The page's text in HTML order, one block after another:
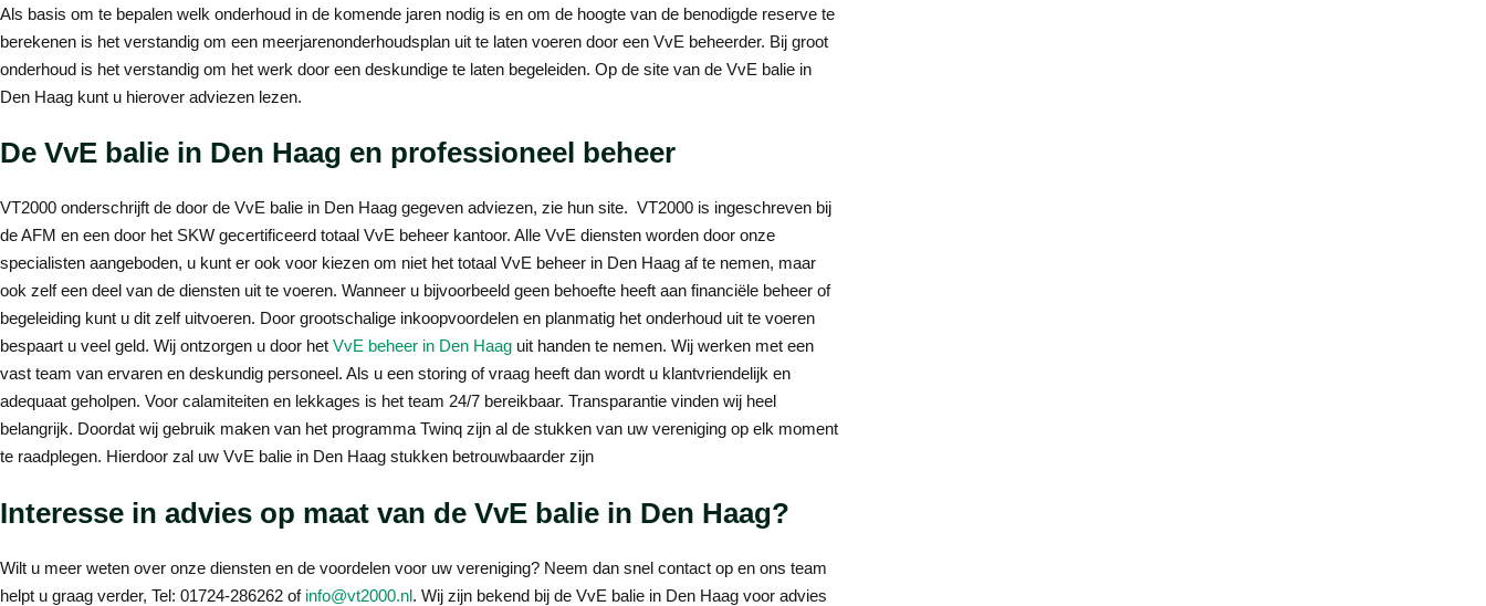
Als basis om te bepalen welk onderhoud in de komende jaren nodig is en om de hoogte van de benodigde reserve te
berekenen is het verstandig om een meerjarenonderhoudsplan uit te laten voeren door een VvE beheerder. Bij groot
onderhoud is het verstandig om het werk door een deskundige te laten begeleiden. Op de site van de VvE balie in
Den Haag kunt u hierover adviezen lezen.
De VvE balie in Den Haag en professioneel beheer
VT2000 onderschrijft de door de VvE balie in Den Haag gegeven adviezen, zie hun site. VT2000 is ingeschreven bij
de AFM en een door het SKW gecertificeerd totaal VvE beheer kantoor. Alle VvE diensten worden door onze
specialisten aangeboden, u kunt er ook voor kiezen om niet het totaal VvE beheer in Den Haag af te nemen, maar
ook zelf een deel van de diensten uit te voeren. Wanneer u bijvoorbeeld geen behoefte heeft aan financiële beheer of
begeleiding kunt u dit zelf uitvoeren. Door grootschalige inkoopvoordelen en planmatig het onderhoud uit te voeren
bespaart u veel geld. Wij ontzorgen u door het VvE beheer in Den Haag uit handen te nemen. Wij werken met een
vast team van ervaren en deskundig personeel. Als u een storing of vraag heeft dan wordt u klantvriendelijk en
adequaat geholpen. Voor calamiteiten en lekkages is het team 24/7 bereikbaar. Transparantie vinden wij heel
belangrijk. Doordat wij gebruik maken van het programma Twinq zijn al de stukken van uw vereniging op elk moment
te raadplegen. Hierdoor zal uw VvE balie in Den Haag stukken betrouwbaarder zijn
Interesse in advies op maat van de VvE balie in Den Haag?
Wilt u meer weten over onze diensten en de voordelen voor uw vereniging? Neem dan snel contact op en ons team
helpt u graag verder, Tel: 01724-286262 of info@vt2000.nl. Wij zijn bekend bij de VvE balie in Den Haag voor advies